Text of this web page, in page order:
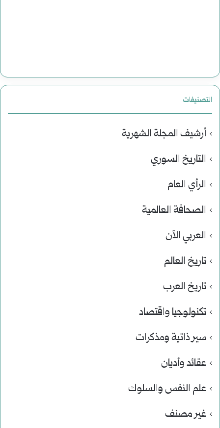
التصنيفات
أرشيف المجلة الشهرية
التاريخ السوري
الرأي العام
الصحافة العالمية
العربي الآن
تاريخ العالم
تاريخ العرب
تكنولوجيا واقتصاد
سير ذاتية ومذكرات
عقائد وأديان
علم النفس والسلوك
غير مصنف